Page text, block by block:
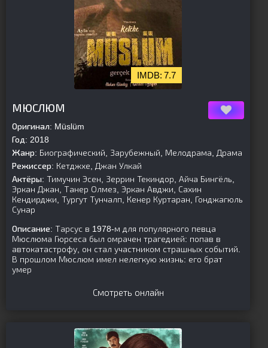
7.7
МЮСЛЮМ
Оригинал: Müslüm
Год: 2018
Жанр: Биографический, Зарубежный, Мелодрама, Драма
Режиссер: Кетджхе, Джан Улкай
Актёры: Тимучин Эсен, Зеррин Текиндор, Айча Бингёль,
Эркан Джан, Танер Олмез, Эркан Авджи, Сахин
Кендирджи, Тургут Тунчалп, Кенер Куртаран, Гонджагюль
Сунар
Описание: Тарсус в 1978-м для популярного певца
Мюслюма Гюрсеса был омрачен трагедией: попав в
автокатастрофу, он стал участником страшных событий.
В прошлом Мюслюм имел нелегкую жизнь: его брат
умер
Смотреть онлайн